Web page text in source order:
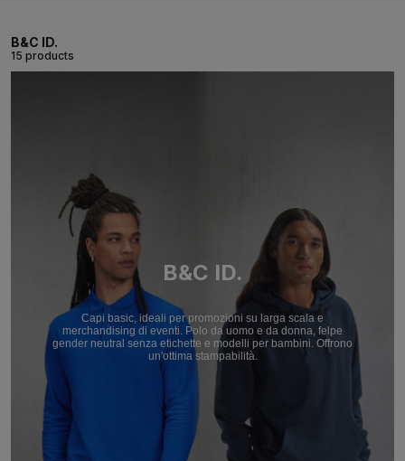
B&C ID.
15 products
B&C ID.
Capi basic, ideali per promozioni su larga scala e
merchandising di eventi. Polo da uomo e da donna, felpe
gender neutral senza etichette e modelli per bambini. Offrono
un'ottima stampabilità.